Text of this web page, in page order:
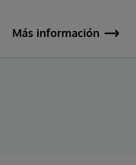
Más información